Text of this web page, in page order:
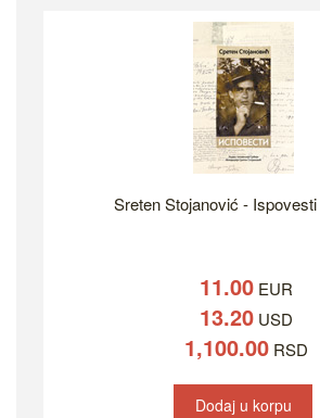
Sreten Stojanović -
11.00EUR
13.20USD
1,100.00RSD
Dodaj u korpu